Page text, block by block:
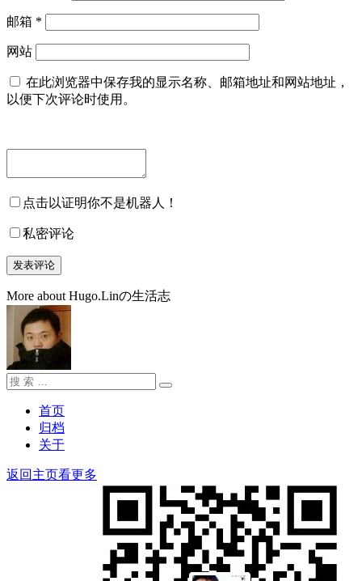
邮箱 *
网站
在此浏览器中保存我的显示名称、邮箱地址和网站地址，
以便下次评论时使用。
点击以证明你不是机器人！
私密评论
More about Hugo.Linの生活志
搜
搜
首页
归档
关于
返回主页看更多